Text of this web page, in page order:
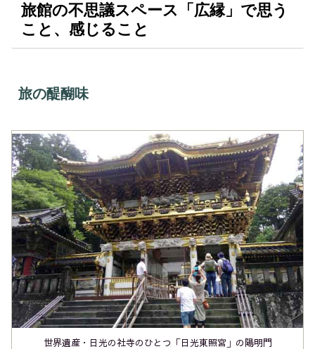
旅館の不思議スペース「広縁」で思う
こと、感じること
旅の醍醐味
世界遺産・日光の社寺のひとつ「日光東照宮」の陽明門